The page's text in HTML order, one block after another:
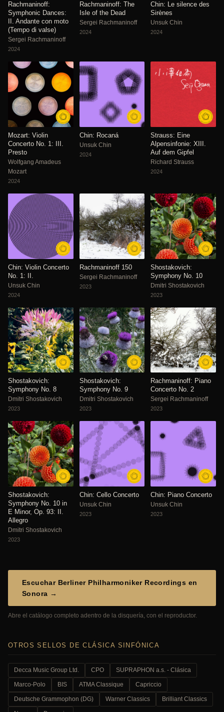
Rachmaninoff:
Symphonic Dances:
II. Andante con moto
(Tempo di valse)
Sergei Rachmaninoff
2024
Rachmaninoff: The
Isle of the Dead
Sergei Rachmaninoff
2024
Chin: Le silence des
Sirènes
Unsuk Chin
2024
Mozart: Violin
Concerto No. 1: III.
Presto
Wolfgang Amadeus
Mozart
2024
Chin: Rocaná
Unsuk Chin
2024
Strauss: Eine
Alpensinfonie: XIII.
Auf dem Gipfel
Richard Strauss
2024
Chin: Violin Concerto
No. 1: II.
Unsuk Chin
2024
Rachmaninoff 150
Sergei Rachmaninoff
2023
Shostakovich:
Symphony No. 10
Dmitri Shostakovich
2023
Shostakovich:
Symphony No. 8
Dmitri Shostakovich
2023
Shostakovich:
Symphony No. 9
Dmitri Shostakovich
2023
Rachmaninoff: Piano
Concerto No. 2
Sergei Rachmaninoff
2023
Shostakovich:
Symphony No. 10 in
E Minor, Op. 93: II.
Allegro
Dmitri Shostakovich
2023
Chin: Cello Concerto
Unsuk Chin
2023
Chin: Piano Concerto
Unsuk Chin
2023
Escuchar Berliner Philharmoniker Recordings en
Sonora →
Abre el catálogo completo adentro de la disquería, con el reproductor.
OTROS SELLOS DE CLÁSICA SINFÓNICA
Decca Music Group Ltd. CPO SUPRAPHON a.s. - Clásica
Marco-Polo BIS ATMA Classique Capriccio
Deutsche Grammophon (DG) Warner Classics Brilliant Classics